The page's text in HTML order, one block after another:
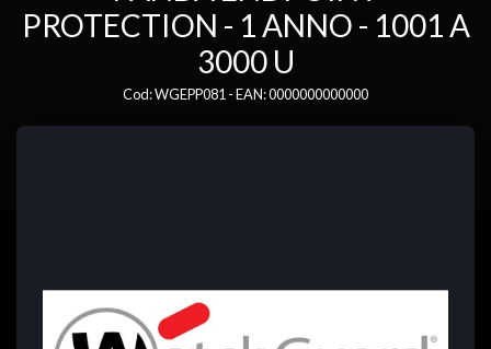
PROTECTION - 1 ANNO - 1001 A
3000 U
Cod: WGEPP081 - EAN: 0000000000000